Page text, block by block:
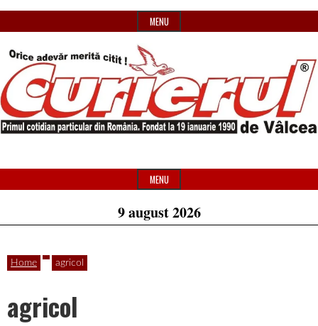
to
MENU
Curierul
de
Vâlcea
din
România
Header
Widget
MENU
9 august 2026
Home agricol
agricol